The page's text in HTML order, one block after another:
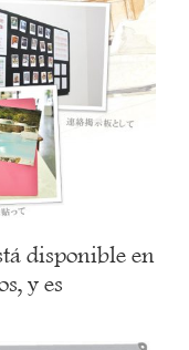
disponible en
y es